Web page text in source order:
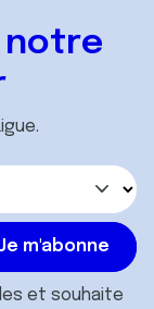
notre
et souhaite